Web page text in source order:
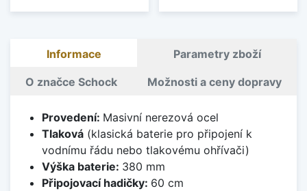
Informace Parametry zboží
O značce Schock Možnosti a ceny dopravy
Provedení: Masivní nerezová ocel
Tlaková(klasická baterie pro připojení k
vodnímu řádu nebo tlakovému ohřívači)
Výška baterie: 380 mm
Připojovací hadičky: 60 cm